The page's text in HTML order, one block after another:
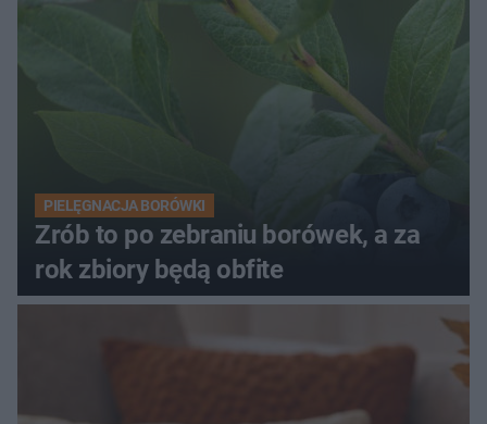
PIELĘGNACJA BORÓWKI
Zrób to po zebraniu borówek, a za
rok zbiory będą obfite